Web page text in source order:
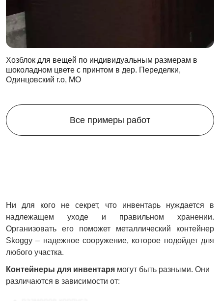
Хозблок для вещей по индивидуальным размерам в
шоколадном цвете с принтом в дер. Переделки,
Одинцовский г.о, МО
Все примеры работ
Ни для кого не секрет, что инвентарь нуждается в
надлежащем уходе и правильном хранении.
Организовать его поможет металлический контейнер
Skoggy – надежное сооружение, которое подойдет для
любого участка.
Контейнеры для инвентаря могут быть разными. Они
различаются в зависимости от: